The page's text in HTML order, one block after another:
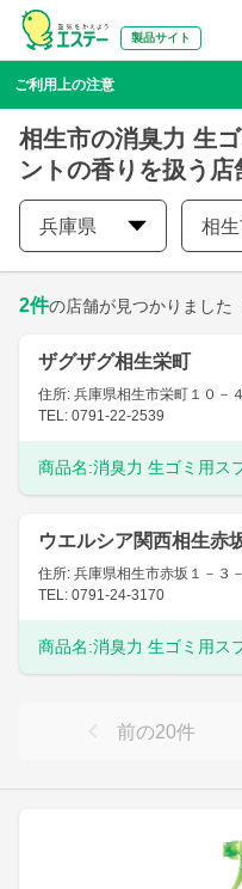
製品サイト
ご利用上の注意
相生市の消臭力 生
ントの香りを扱う店
兵庫県 相
2件の店舗が見つかりました
ザグザグ相生栄町
住所: 兵庫県相生市栄町１０－
TEL: 0791-22-2539
商品名:消臭力 生ゴミ用ス
ウエルシア関西相生赤
住所: 兵庫県相生市赤坂１－３
TEL: 0791-24-3170
商品名:消臭力 生ゴミ用ス
前の20件